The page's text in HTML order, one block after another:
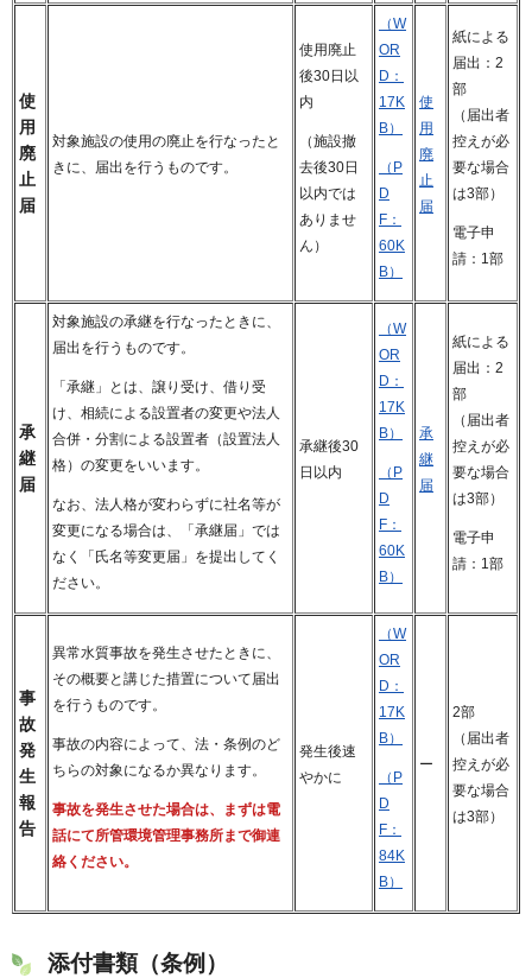
使
用
廃
止
届
対象施設の使用の廃止を行なったと
きに、届出を行うものです。
使用廃止
後30日以
内
（施設撤
去後30日
以内では
ありませ
ん）
（W
OR
D：
17K
B）
（P
D
F：
60K
B）
使
用
廃
止
届
紙による
届出：2
部
（届出者
控えが必
要な場合
は3部）
電子申
請：1部
承
継
届
対象施設の承継を行なったときに、
届出を行うものです。
「承継」とは、譲り受け、借り受
け、相続による設置者の変更や法人
合併・分割による設置者（設置法人
格）の変更をいいます。
なお、法人格が変わらずに社名等が
変更になる場合は、「承継届」では
なく「氏名等変更届」を提出してく
ださい。
承継後30
日以内
（W
OR
D：
17K
B）
（P
D
F：
60K
B）
承
継
届
紙による
届出：2
部
（届出者
控えが必
要な場合
は3部）
電子申
請：1部
事
故
発
生
報
告
異常水質事故を発生させたときに、
その概要と講じた措置について届出
を行うものです。
事故の内容によって、法・条例のど
ちらの対象になるか異なります。
事故を発生させた場合は、まずは電
話にて所管環境管理事務所まで御連
絡ください。
発生後速
やかに
（W
OR
D：
17K
B）
（P
D
F：
84K
B）
ー
2部
（届出者
控えが必
要な場合
は3部）
添付書類（条例）